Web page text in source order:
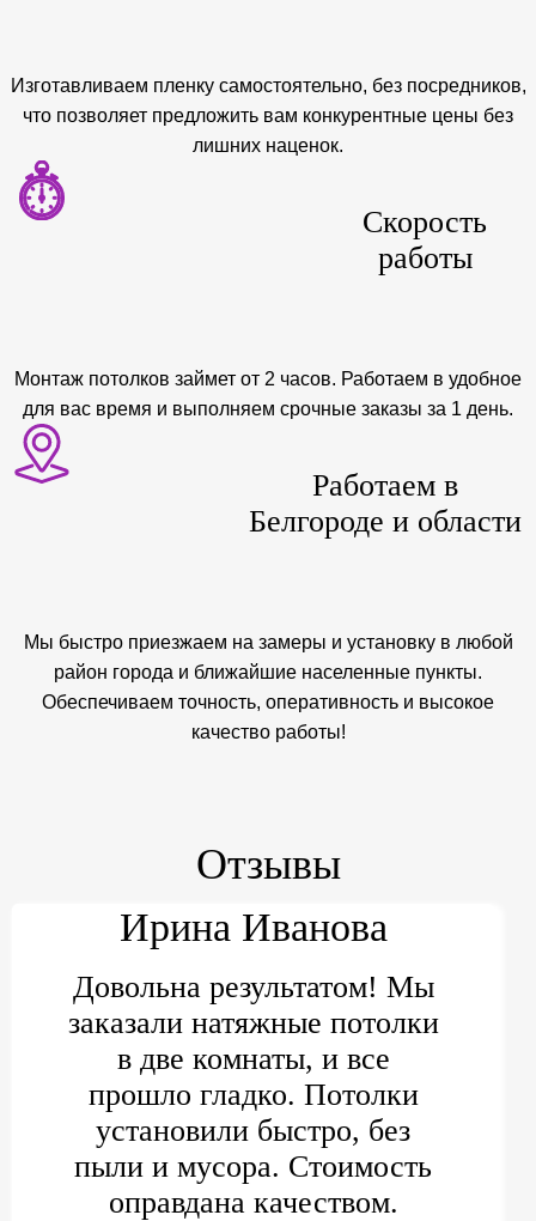
Изготавливаем пленку самостоятельно, без посредников,
что позволяет предложить вам конкурентные цены без
лишних наценок.
Скорость
работы
Монтаж потолков займет от 2 часов. Работаем в удобное
для вас время и выполняем срочные заказы за 1 день.
Работаем в
Белгороде и области
Мы быстро приезжаем на замеры и установку в любой
район города и ближайшие населенные пункты.
Обеспечиваем точность, оперативность и высокое
качество работы!
Отзывы
Ирина Иванова
Довольна результатом! Мы
заказали натяжные потолки
в две комнаты, и все
прошло гладко. Потолки
установили быстро, без
пыли и мусора. Стоимость
оправдана качеством.